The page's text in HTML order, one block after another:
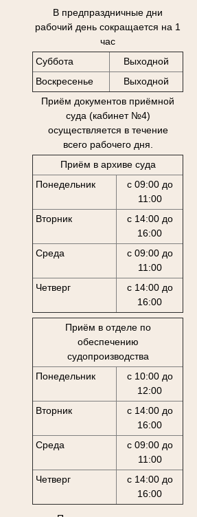
В предпраздничные дни
рабочий день сокращается на 1
час
Суббота
Выходной
Воскресенье
Выходной
Приём документов приёмной
суда (кабинет №4)
осуществляется в течение
всего рабочего дня.
Приём в архиве суда
Понедельник
с 09:00 до
11:00
Вторник
с 14:00 до
16:00
Среда
с 09:00 до
11:00
Четверг
с 14:00 до
16:00
Приём в отделе по
обеспечению
судопроизводства
Понедельник
с 10:00 до
12:00
Вторник
с 14:00 до
16:00
Среда
с 09:00 до
11:00
Четверг
с 14:00 до
16:00